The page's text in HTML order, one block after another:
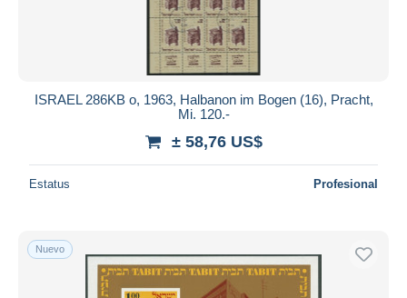
Todas las duraciones
Sólo con descuento
Envío gratis
Métodos de pago
ISRAEL 286KB o, 1963, Halbanon im Bogen (16), Pracht,
Mi. 120.-
± 58,76 US$
Estatus Profesional
Nuevo